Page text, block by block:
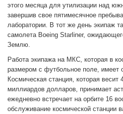
этого месяца для утилизации над
завершив свое пятимесячное
лаборатории. В тот же день экипаж
самолета Boeing Starliner,
Землю.
Работа экипажа на МКС, которая в
размером с футбольное поле, имеет
Космическая станция, которая весит
миллиардов долларов, принимает
ежедневно встречает на орбите 16
обслуживание космической станции